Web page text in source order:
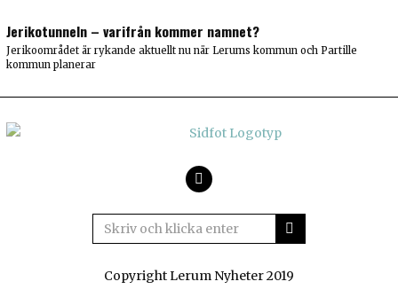
Jerikotunneln – varifrån kommer namnet?
Jerikoområdet är rykande aktuellt nu när Lerums kommun och Partille
kommun planerar
Copyright Lerum Nyheter 2019